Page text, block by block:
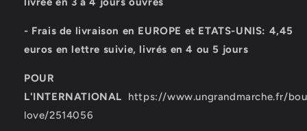
- Frais de livraison en EUROPE et ETATS-UNIS: 4,45
euros en lettre suivie, livrés en 4 ou 5 jours
POUR
L'INTERNATIONAL https://www.ungrandmarche.fr/
love/2514056